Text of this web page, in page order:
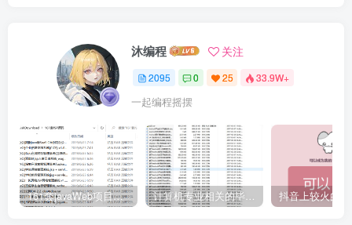
沐编程 关注
2095 0 25 33.9W+
一起编程摇摆
161套javaWeb项目源码免费分享 计算机专业相关的毕业设计论文合集免费下载